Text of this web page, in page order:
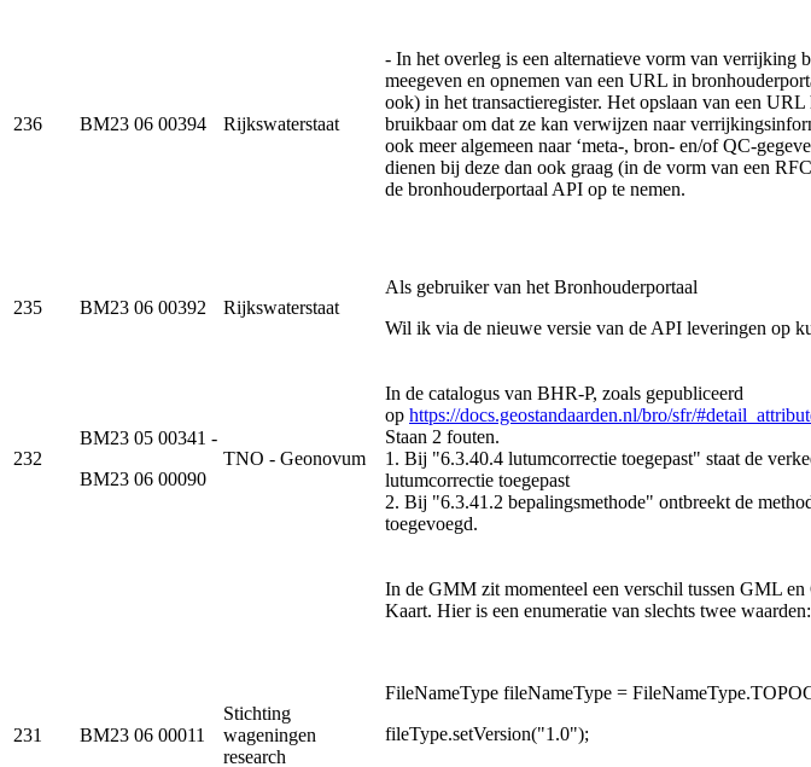
236 BM23 06 00394 Rijkswaterstaat
- In het overleg is een alternatieve vorm van verrijking
meegeven en opnemen van een URL in
ook) in het transactieregister. Het opslaan van een
bruikbaar om dat ze kan verwijzen naar
ook meer algemeen naar ‘meta-, bron- en/of QC-
dienen bij deze dan ook graag (in de vorm van een
de bronhouderportaal API op te nemen.
235 BM23 06 00392 Rijkswaterstaat
Als gebruiker van het Bronhouderportaal
Wil ik via de nieuwe versie van de API leveringen op
232
BM23 05 00341 -
BM23 06 00090
TNO - Geonovum
In de catalogus van BHR-P, zoals gepubliceerd
op https://docs.geostandaarden.nl/bro/sfr/
Staan 2 fouten.
1. Bij "6.3.40.4 lutumcorrectie toegepast" staat de
lutumcorrectie toegepast
2. Bij "6.3.41.2 bepalingsmethode" ontbreekt de
toegevoegd.
231 BM23 06 00011
Stichting
wageningen
research
In de GMM zit momenteel een verschil tussen GML
Kaart. Hier is een enumeratie van slechts twee
FileNameType fileNameType =
fileType.setVersion("1.0");